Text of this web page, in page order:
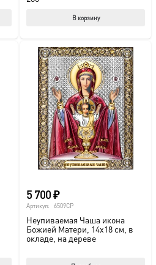
В корзину
5 700₽
Артикул: 6509CP
Неупиваемая Чаша икона
Божией Матери, 14х18 см, в
окладе, на дереве